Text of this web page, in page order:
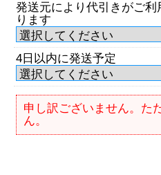
発送元により代引きがご
ります
4日以内に発送予定
申し訳ございません。た
ん。